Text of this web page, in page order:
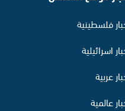
فلسطينية
اسرائيلية
عربية
عالمية